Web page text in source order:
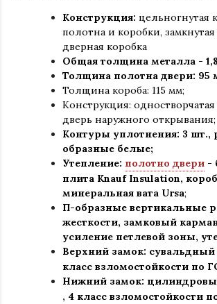
Конструкция: цельногнутая
полотна и коробки,
дверная коробка
Общая толщина металла -
Толщина полотна двери: 95
Толщина короба: 115 мм;
Конструкция:
дверь наружного открывания;
Контуры уплотнения: 3 шт.,
образные белые;
Утепление: полотно двери -
плита Knauf Insulation,
минеральная вата Ursa;
П-образные вертикальные
жесткости, замковый карман
усиление петлевой зоны,
Верхний замок: сувальдный
класс взломостойкости по
Нижний замок:
, 4 класс взломостойкости